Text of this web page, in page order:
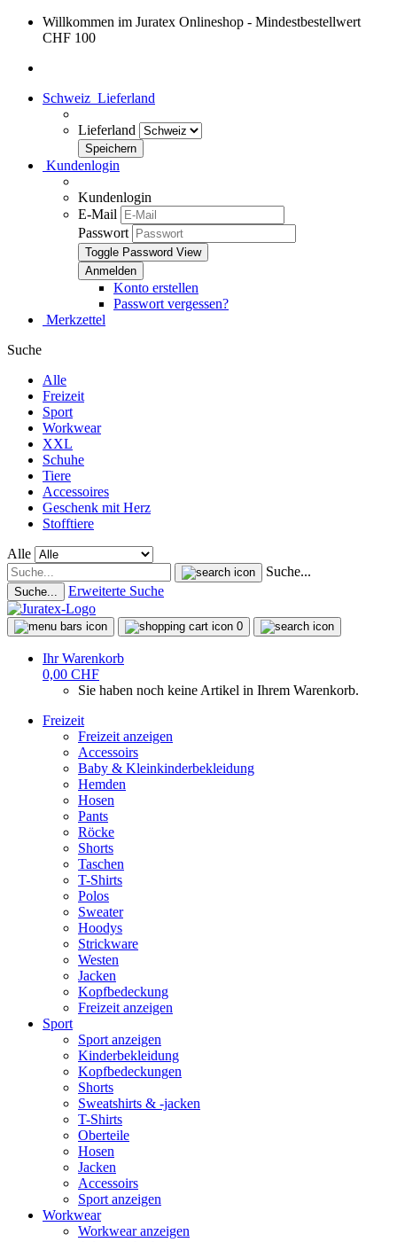
Willkommen im Juratex Onlineshop - Mindestbestellwert
CHF 100
Schweiz Lieferland
Lieferland
Kundenlogin
Kundenlogin
E-Mail
Passwort
Toggle Password View
Konto erstellen
Passwort vergessen?
Merkzettel
Suche
Alle
Freizeit
Sport
Workwear
XXL
Schuhe
Tiere
Accessoires
Geschenk mit Herz
Stofftiere
Alle
Suche...
Suche... Erweiterte Suche
0
Ihr Warenkorb
0,00 CHF
Sie haben noch keine Artikel in Ihrem Warenkorb.
Freizeit
Freizeit anzeigen
Accessoirs
Baby & Kleinkinderbekleidung
Hemden
Hosen
Pants
Röcke
Shorts
Taschen
T-Shirts
Polos
Sweater
Hoodys
Strickware
Westen
Jacken
Kopfbedeckung
Freizeit anzeigen
Sport
Sport anzeigen
Kinderbekleidung
Kopfbedeckungen
Shorts
Sweatshirts & -jacken
T-Shirts
Oberteile
Hosen
Jacken
Accessoirs
Sport anzeigen
Workwear
Workwear anzeigen